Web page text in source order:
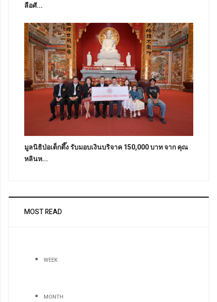
ลือศั...
มูลนิธิป่อเต็กตึ๊ง รับมอบเงินบริจาค 150,000 บาท จาก คุณ
หลินห...
MOST READ
WEEK
MONTH